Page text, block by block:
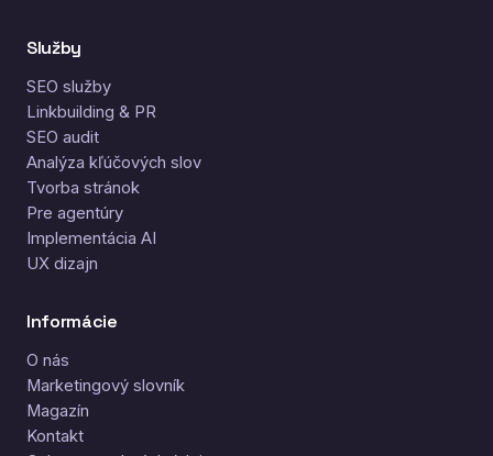
Služby
SEO služby
Linkbuilding & PR
SEO audit
Analýza kľúčových slov
Tvorba stránok
Pre agentúry
Implementácia AI
UX dizajn
Informácie
O nás
Marketingový slovník
Magazín
Kontakt